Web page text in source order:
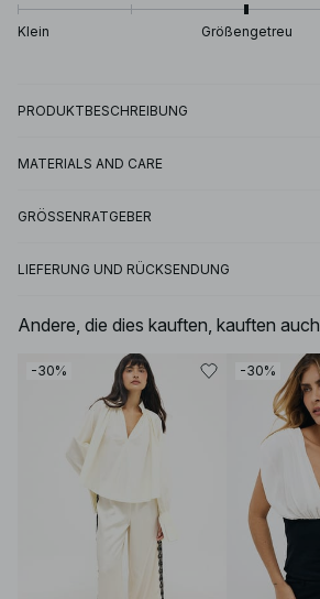
Klein Größengetreu
PRODUKTBESCHREIBUNG
MATERIALS AND CARE
GRÖSSENRATGEBER
LIEFERUNG UND RÜCKSENDUNG
Andere, die dies kauften, kauften auch
-30% -30%